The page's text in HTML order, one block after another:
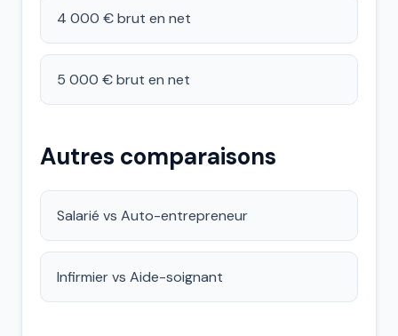
4 000 € brut en net
5 000 € brut en net
Autres comparaisons
Salarié vs Auto-entrepreneur
Infirmier vs Aide-soignant